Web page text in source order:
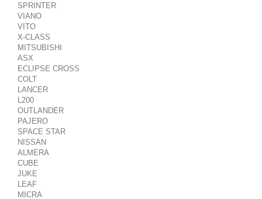
SPRINTER
VIANO
VITO
X-CLASS
MITSUBISHI
ASX
ECLIPSE CROSS
COLT
LANCER
L200
OUTLANDER
PAJERO
SPACE STAR
NISSAN
ALMERA
CUBE
JUKE
LEAF
MICRA